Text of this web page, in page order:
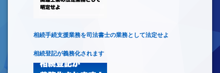
相続手続支援業務を司法書士の業務として法定せよ
相続登記が義務化されます